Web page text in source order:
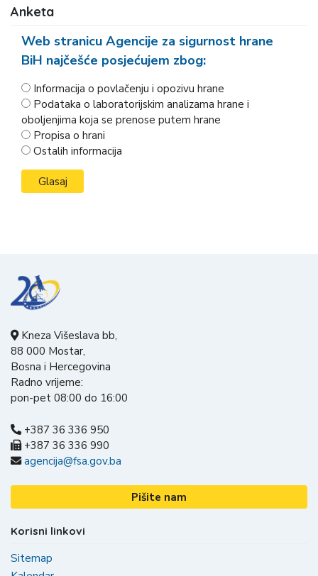
Anketa
Web stranicu Agencije za sigurnost hrane
BiH najčešće posjećujem zbog:
Informacija o povlačenju i opozivu hrane
Podataka o laboratorijskim analizama hrane i
oboljenjima koja se prenose putem hrane
Propisa o hrani
Ostalih informacija
Kneza Višeslava bb,
88 000 Mostar,
Bosna i Hercegovina
Radno vrijeme:
pon-pet 08:00 do 16:00
+387 36 336 950
+387 36 336 990
agencija@fsa.gov.ba
Pišite nam
Korisni linkovi
Sitemap